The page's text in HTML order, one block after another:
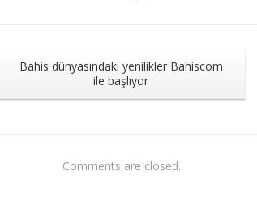
Bahis dünyasındaki yenilikler Bahiscom
ile başlıyor
Comments are closed.